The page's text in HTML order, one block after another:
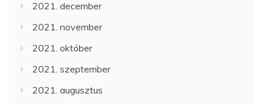
2021. december
2021. november
2021. október
2021. szeptember
2021. augusztus